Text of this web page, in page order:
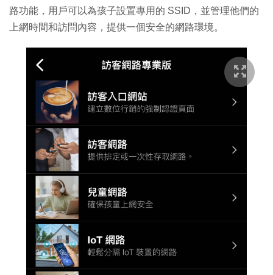
路功能，用戶可以為孩子設置專用的 SSID，並管理他們的
上網時間和訪問內容，提供一個安全的網路環境。